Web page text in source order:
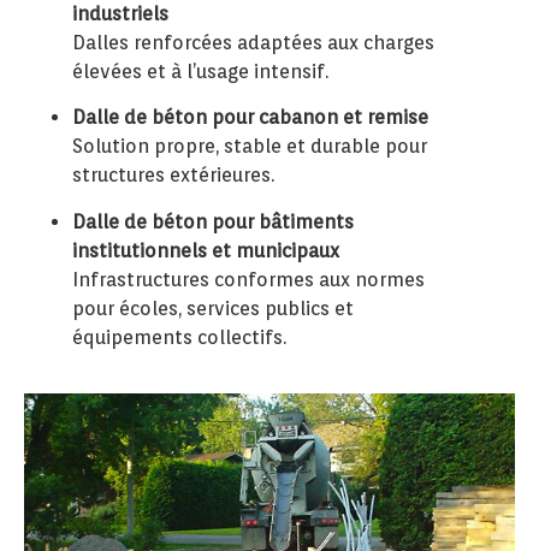
industriels
Dalles renforcées adaptées aux charges
élevées et à l’usage intensif.
Dalle de béton pour cabanon et remise
Solution propre, stable et durable pour
structures extérieures.
Dalle de béton pour bâtiments
institutionnels et municipaux
Infrastructures conformes aux normes
pour écoles, services publics et
équipements collectifs.